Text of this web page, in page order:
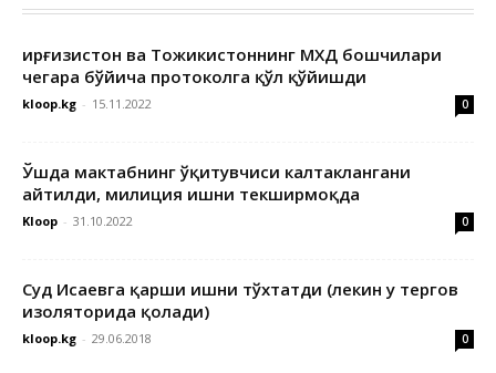
Қирғизистон ва Тожикистоннинг МХДҚ бошчилари
чегара бўйича протоколга қўл қўйишди
kloop.kg - 15.11.2022 0
Ўшда мактабнинг ўқитувчиси калтаклангани
айтилди, милиция ишни текширмоқда
Kloop - 31.10.2022 0
Суд Исаевга қарши ишни тўхтатди (лекин у тергов
изоляторида қолади)
kloop.kg - 29.06.2018 0